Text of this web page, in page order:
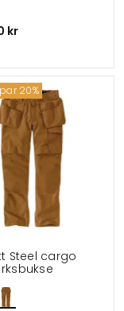
kr
20%
Steel cargo